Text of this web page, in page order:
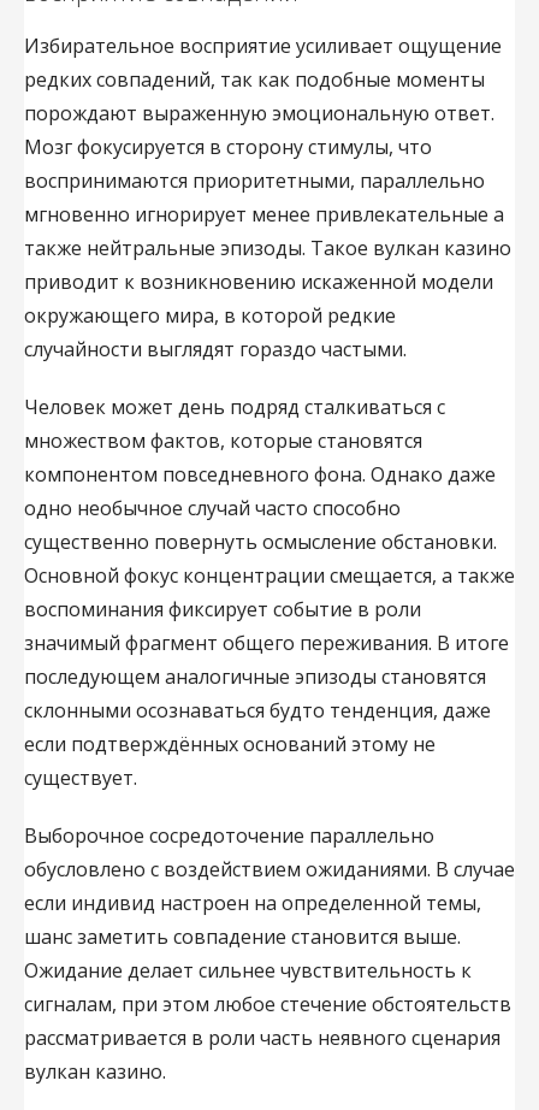
Избирательное восприятие усиливает ощущение
редких совпадений, так как подобные моменты
порождают выраженную эмоциональную ответ.
Мозг фокусируется в сторону стимулы, что
воспринимаются приоритетными, параллельно
мгновенно игнорирует менее привлекательные а
также нейтральные эпизоды. Такое вулкан казино
приводит к возникновению искаженной модели
окружающего мира, в которой редкие
случайности выглядят гораздо частыми.
Человек может день подряд сталкиваться с
множеством фактов, которые становятся
компонентом повседневного фона. Однако даже
одно необычное случай часто способно
существенно повернуть осмысление обстановки.
Основной фокус концентрации смещается, а также
воспоминания фиксирует событие в роли
значимый фрагмент общего переживания. В итоге
последующем аналогичные эпизоды становятся
склонными осознаваться будто тенденция, даже
если подтверждённых оснований этому не
существует.
Выборочное сосредоточение параллельно
обусловлено c воздействием ожиданиями. В случае
если индивид настроен на определенной темы,
шанс заметить совпадение становится выше.
Ожидание делает сильнее чувствительность к
сигналам, при этом любое стечение обстоятельств
рассматривается в роли часть неявного сценария
вулкан казино.